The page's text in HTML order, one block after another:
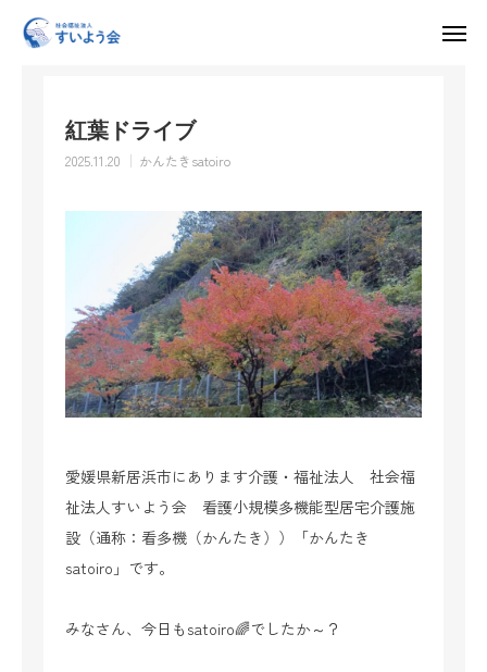
お知らせ
紅葉ドライブ
2025.11.20 かんたきsatoiro
愛媛県新居浜市にあります介護・福祉法人 社会福
祉法人すいよう会 看護小規模多機能型居宅介護施
設（通称：看多機（かんたき））「かんたき
satoiro」です。
みなさん、今日もsatoiro🌈でしたか～？
すいよう会について
運営施設
採用情報
お知らせ
お問い合わせ